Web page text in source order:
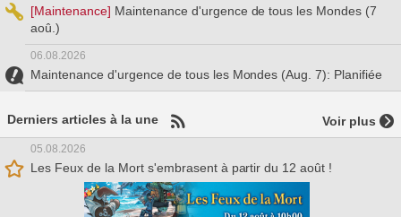
[Maintenance] Maintenance d'urgence de tous les Mondes (7
aoû.)
06.08.2026
Maintenance d'urgence de tous les Mondes (Aug. 7): Planifiée
Derniers articles à la une Voir plus
05.08.2026
Les Feux de la Mort s'embrasent à partir du 12 août !